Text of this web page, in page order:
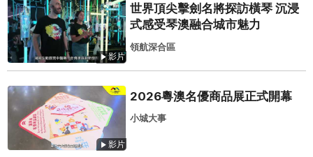
影片
世界頂尖擊劍名將探訪橫琴 沉浸
式感受琴澳融合城市魅力
領航深合區
影片
2026粵澳名優商品展正式開幕
小城大事